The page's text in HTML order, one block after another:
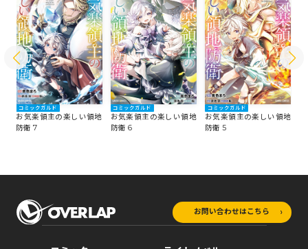
コミックガルド
お気楽領主の楽しい領地
防衛 7
コミックガルド
お気楽領主の楽しい領地
防衛 6
コミックガルド
お気楽領主の楽しい領地
防衛 5
お問い合わせはこちら